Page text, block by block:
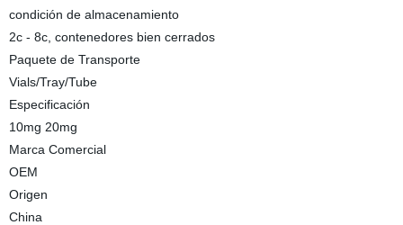
condición de almacenamiento
2c - 8c, contenedores bien cerrados
Paquete de Transporte
Vials/Tray/Tube
Especificación
10mg 20mg
Marca Comercial
OEM
Origen
China